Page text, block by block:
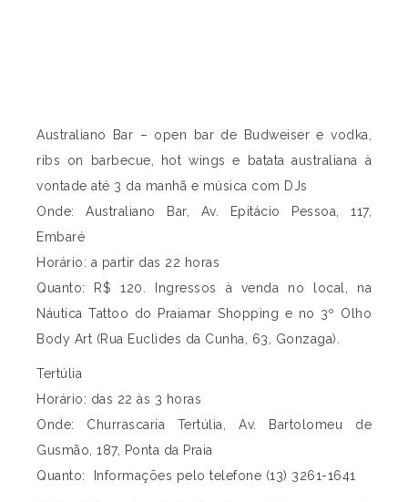
Australiano Bar – open bar de Budweiser e vodka,
ribs on barbecue, hot wings e batata australiana à
vontade até 3 da manhã e música com DJs
Onde: Australiano Bar, Av. Epitácio Pessoa, 117,
Embaré
Horário: a partir das 22 horas
Quanto: R$ 120. Ingressos à venda no local, na
Náutica Tattoo do Praiamar Shopping e no 3º Olho
Body Art (Rua Euclides da Cunha, 63, Gonzaga).
Tertúlia
Horário: das 22 às 3 horas
Onde: Churrascaria Tertúlia, Av. Bartolomeu de
Gusmão, 187, Ponta da Praia
Quanto: Informações pelo telefone (13) 3261-1641